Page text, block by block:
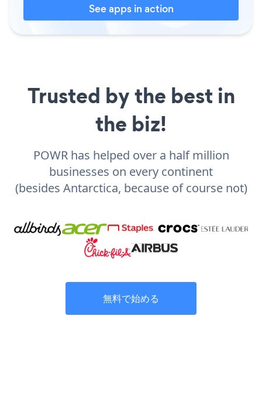
See apps in action
Trusted by the best in
the biz!
POWR has helped over a half million
businesses on every continent
(besides Antarctica, because of course not)
無料で始める